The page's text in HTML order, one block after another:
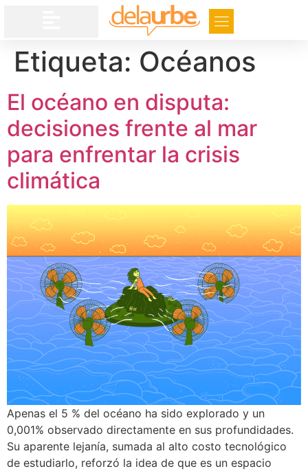
Etiqueta: Océanos
El océano en disputa:
decisiones frente al mar
para enfrentar la crisis
climática
Apenas el 5 % del océano ha sido explorado y un
0,001% observado directamente en sus profundidades.
Su aparente lejanía, sumada al alto costo tecnológico
de estudiarlo, reforzó la idea de que es un espacio